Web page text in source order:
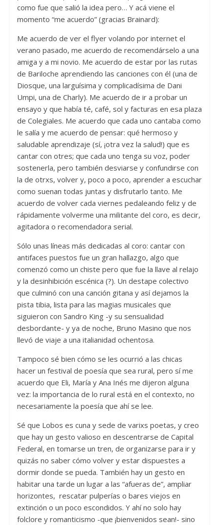
como fue que salió la idea pero… Y acá viene el
momento “me acuerdo” (gracias Brainard):
Me acuerdo de ver el flyer volando por internet el
verano pasado, me acuerdo de recomendárselo a una
amiga y a mi novio. Me acuerdo de estar por las rutas
de Bariloche aprendiendo las canciones con él (una de
Diosque, una larguísima y complicadísima de Dani
Umpi, una de Charly). Me acuerdo de ir a probar un
ensayo y que había té, café, sol y facturas en esa plaza
de Colegiales. Me acuerdo que cada uno cantaba como
le salía y me acuerdo de pensar: qué hermoso y
saludable aprendizaje (sí, ¡otra vez la salud!) que es
cantar con otres; que cada uno tenga su voz, poder
sostenerla, pero también desviarse y confundirse con
la de otrxs, volver y, poco a poco, aprender a escuchar
como suenan todas juntas y disfrutarlo tanto. Me
acuerdo de volver cada viernes pedaleando feliz y de
rápidamente volverme una militante del coro, es decir,
agitadora o recomendadora serial.
Sólo unas líneas más dedicadas al coro: cantar con
antifaces puestos fue un gran hallazgo, algo que
comenzó como un chiste pero que fue la llave al relajo
y la desinhibición escénica (?). Un destape colectivo
que culminó con una canción gitana y así dejamos la
pista tibia, lista para las magias musicales que
siguieron con Sandro King -y su sensualidad
desbordante- y ya de noche, Bruno Masino que nos
llevó de viaje a una italianidad ochentosa.
Tampoco sé bien cómo se les ocurrió a las chicas
hacer un festival de poesía que sea rural, pero sí me
acuerdo que Eli, María y Ana Inés me dijeron alguna
vez: la importancia de lo rural está en el contexto, no
necesariamente la poesía que ahí se lee.
Sé que Lobos es cuna y sede de varixs poetas, y creo
que hay un gesto valioso en descentrarse de Capital
Federal, en tomarse un tren, de organizarse para ir y
quizás no saber cómo volver y estar dispuestes a
dormir donde se pueda. También hay un gesto en
habitar una tarde un lugar a las “afueras de”, ampliar
horizontes, rescatar pulperías o bares viejos en
extinción o un poco escondidos. Y ahí no solo hay
folclore y romanticismo -que ¡bienvenidos sean!- sino